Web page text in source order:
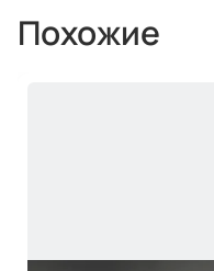
Похожие